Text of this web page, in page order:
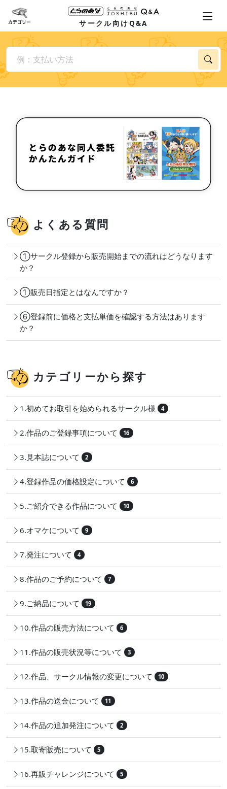
サークル向けQ&A
よくある質問
①サークル登録から販売開始までの流れはどうなります
か？
①販売日指定とはなんですか？
⑥登録前に価格と支払単価を確認する方法はあります
か？
カテゴリーから探す
1.初めてお取引を始められるサークル様 4
2.作品のご登録事項について 16
3.見本誌について 2
4.登録作品の価格設定について 6
5.ご紹介できる作品について 10
6.オマケについて 9
7.発注について 4
8.作品のご予約について 7
9.ご納品について 19
10.作品の販売方法について 6
11.作品の販売状況等について 3
12.作品、サークル情報の変更について 10
13.作品の送金について 11
14.作品の追加発注について 2
15.取寄販売について 5
16.再販チャレンジについて 5